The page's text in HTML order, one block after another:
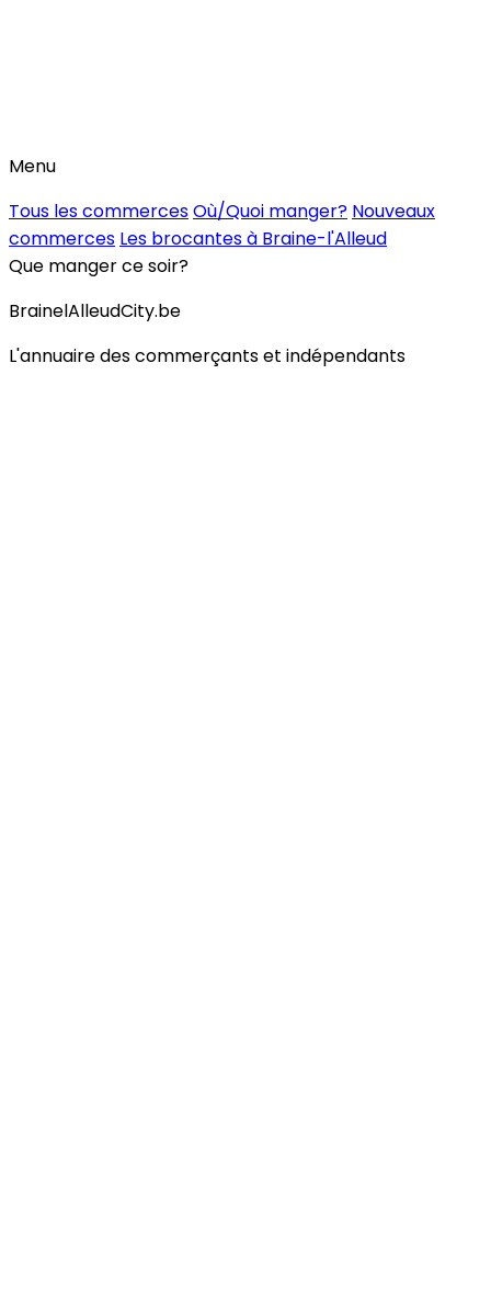
Menu
Tous les commercesOù/Quoi manger? Nouveaux
commerces Les brocantes à Braine-l'Alleud
Que manger ce soir?
BrainelAlleudCity.be
L'annuaire des commerçants et indépendants